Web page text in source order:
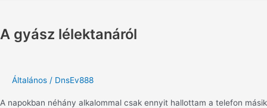
A gyász lélektanáról
Általános / DnsEv888
A napokban néhány alkalommal csak ennyit hallottam a telefon másik
lélektanáról